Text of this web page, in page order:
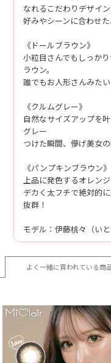
なれるこだわりデザイン
好みやシーンに合わせ
《ドールブラウン》
小粒目さんでもしっか
ラウン。
誰でもお人形さんみた
《クルムグレー》
自然なサイズアップを
グレー
つけた瞬間、儚げ美女
《パンプキンブラウン》
上品に発色するオレン
デカく太フチで絶対的
抜群！
モデル：伊藤桃々（いと
よく一緒に買われている商